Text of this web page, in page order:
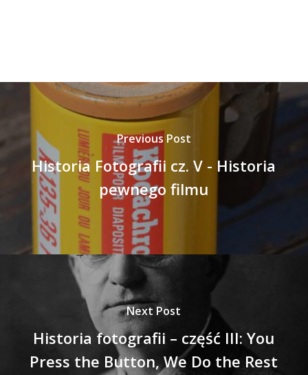
Previous Post
Historia Fotografii cz. V - Historia
pewnego filmu
Next Post
Historia fotografii – część III: You
Press the Button, We Do the Rest